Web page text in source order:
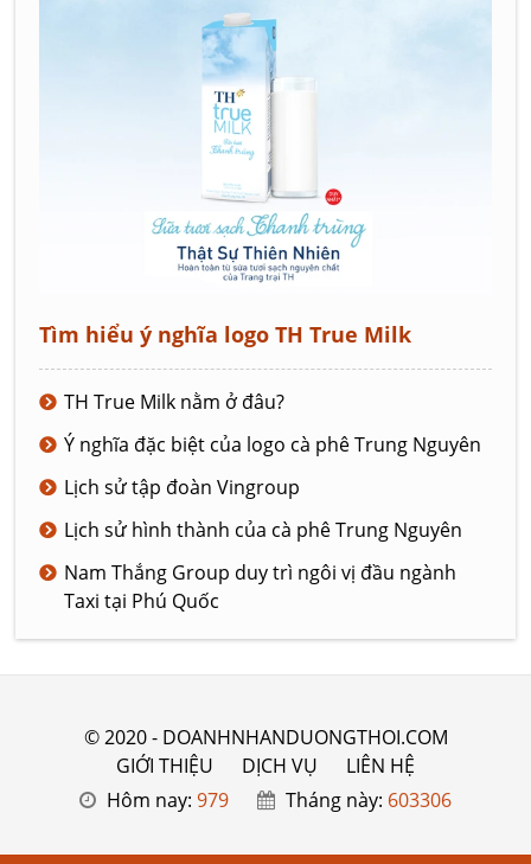
Tìm hiểu ý nghĩa logo TH True Milk
TH True Milk nằm ở đâu?
Ý nghĩa đặc biệt của logo cà phê Trung Nguyên
Lịch sử tập đoàn Vingroup
Lịch sử hình thành của cà phê Trung Nguyên
Nam Thắng Group duy trì ngôi vị đầu ngành
Taxi tại Phú Quốc
© 2020 - DOANHNHANDUONGTHOI.COM
GIỚI THIỆU
DỊCH VỤ
LIÊN HỆ
Hôm nay: 979 Tháng này: 603306